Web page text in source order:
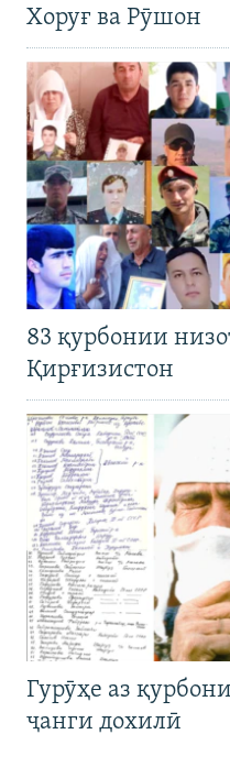
Хоруғ ва Рӯшон
83 қурбонии
Қирғизистон
Гурӯҳе аз
ҷанги дохилӣ